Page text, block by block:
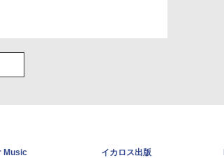
Music
イカロス出版